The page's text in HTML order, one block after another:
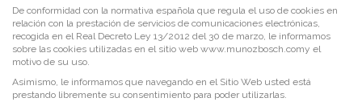
De conformidad con la normativa española que regula el uso de cookies en
relación con la prestación de servicios de comunicaciones electrónicas,
recogida en el Real Decreto Ley 13/2012 del 30 de marzo, le informamos
sobre las cookies utilizadas en el sitio web www.munozbosch.comy el
motivo de su uso.
Asimismo, le informamos que navegando en el Sitio Web usted está
prestando libremente su consentimiento para poder utilizarlas.